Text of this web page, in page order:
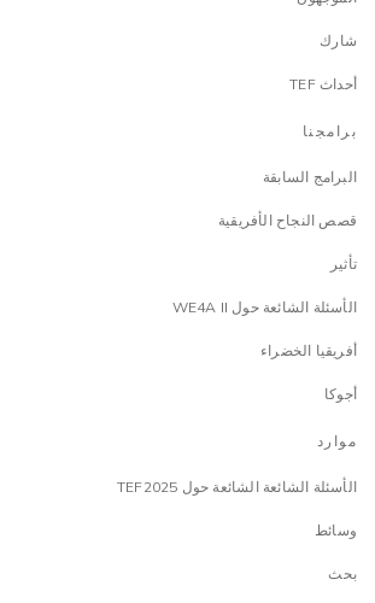
شارك
أحداث TEF
برامجنا
البرامج السابقة
قصص النجاح الأفريقية
تأثير
الأسئلة الشائعة حول WE4A II
أفريقيا الخضراء
أجوكا
موارد
الأسئلة الشائعة الشائعة حول TEF2025
وسائط
بحث